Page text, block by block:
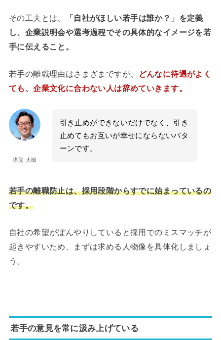
その工夫とは、 「自社がほしい若手は誰か？ 」を定義
し、企業説明会や選考過程でその具体的なイメージを若
手に伝えること。
若手の離職理由はさまざまですが、
どんなに待遇がよく
ても、企業文化に合わない人は辞めていきます。
塔筋 大樹
引き止めができないだけでなく、引き
止めてもお互いが幸せにならないパタ
ーンです。
若手の離職防止は、採用段階からすでに始まっているの
です。
自社の希望がぼんやりしていると採用でのミスマッチが
起きやすいため、まずは求める人物像を具体化しましょ
う。
若手の意見を常に汲み上げている